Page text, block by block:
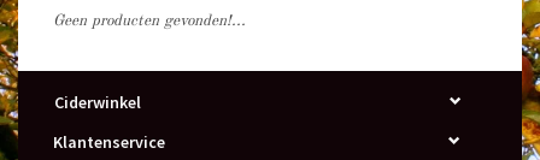
Geen producten gevonden!...
Ciderwinkel
Klantenservice